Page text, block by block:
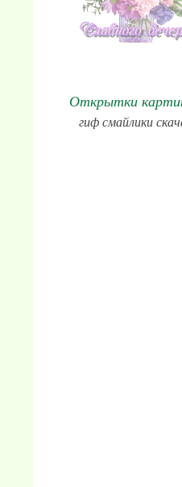
Открытки
гиф смайлики